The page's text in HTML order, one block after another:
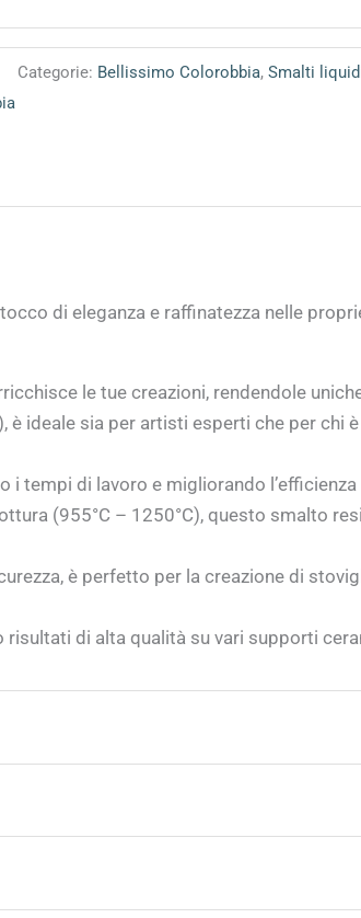
Categorie: Bellissimo Colorobbia,Smalti
di eleganza e raffinatezza nelle
le tue creazioni, rendendole
ideale sia per artisti esperti che per chi
tempi di lavoro e migliorando
(955°C – 1250°C), questo smalto
è perfetto per la creazione di
di alta qualità su vari supporti
che si colloca tra
una finitura brillante e durevole.
nel prodotto finale. Seguendo